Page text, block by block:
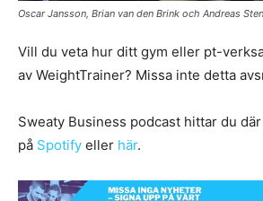
Oscar Jansson, Brian van den Brink och Andreas
Vill du veta hur ditt gym eller pt-
av WeightTrainer? Missa inte detta
Sweaty Business podcast hittar du
på Spotify eller här.